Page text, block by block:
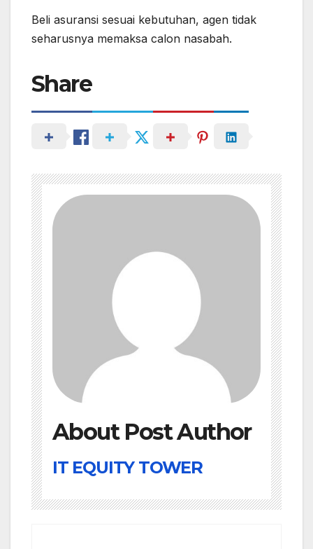
Beli asuransi sesuai kebutuhan, agen tidak
seharusnya memaksa calon nasabah.
Share
About Post Author
IT EQUITY TOWER